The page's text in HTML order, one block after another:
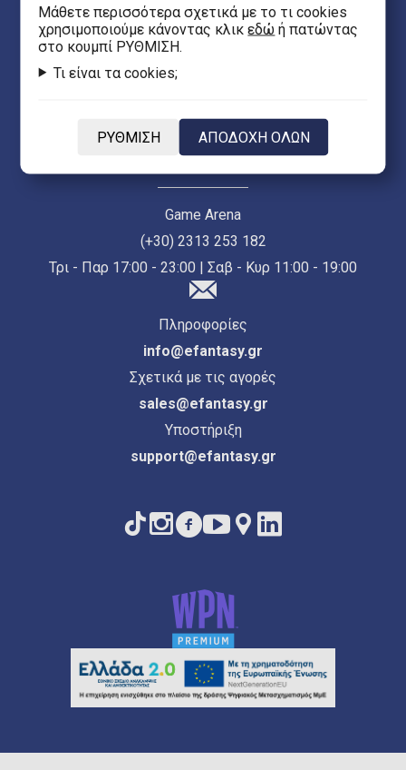
(+30) 2313 021 171
Δευ - Παρ 10:00 - 21:00 | Σαβ 10:00 - 18:00
(+30) 2810 244 500
Δευ - Παρ 10:00 - 21:00 | Σαβ 10:00 - 20:00
Game Arena
(+30) 2313 253 182
Τρι - Παρ 17:00 - 23:00 | Σαβ - Κυρ 11:00 - 19:00
Πληροφορίες
info@efantasy.gr
Σχετικά με τις αγορές
sales@efantasy.gr
Υποστήριξη
support@efantasy.gr
Mάθετε περισσότερα σχετικά με το τι cookies
χρησιμοποιούμε κάνοντας κλικεδώ ή πατώντας
στο κουμπί ΡΥΘΜΙΣΗ.
Τι είναι τα cookies;
ΡΥΘΜΙΣΗ ΑΠΟΔΟΧΗ ΟΛΩΝ